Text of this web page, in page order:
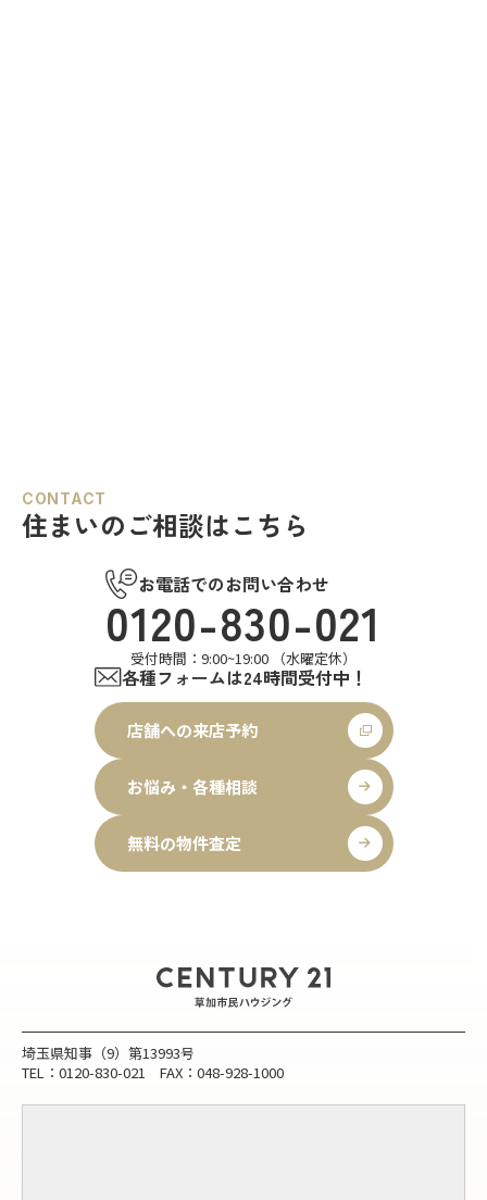
CONTACT
住まいのご相談はこちら
お電話でのお問い合わせ
0120-830-021
受付時間：9:00~19:00 （水曜定休）
各種フォームは24時間受付中！
店舗への来店予約
お悩み・各種相談
無料の物件査定
埼玉県知事（9）第13993号
TEL：0120-830-021 FAX：048-928-1000